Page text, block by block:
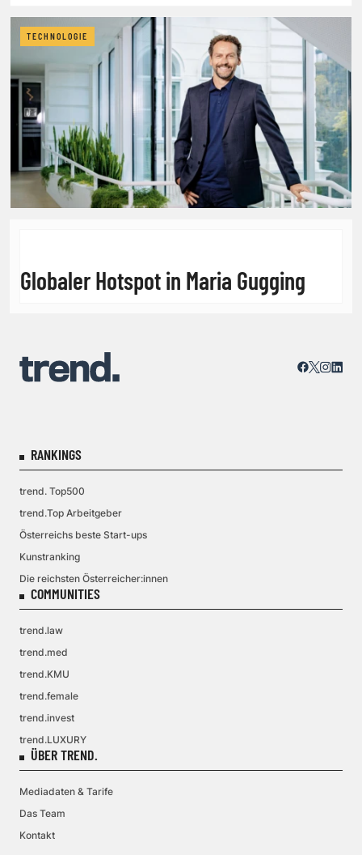
TECHNOLOGIE
Globaler Hotspot in Maria Gugging
RANKINGS
trend. Top500
trend.Top Arbeitgeber
Österreichs beste Start-ups
Kunstranking
Die reichsten Österreicher:innen
COMMUNITIES
trend.law
trend.med
trend.KMU
trend.female
trend.invest
trend.LUXURY
ÜBER TREND.
Mediadaten & Tarife
Das Team
Kontakt